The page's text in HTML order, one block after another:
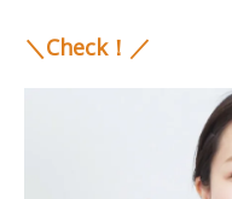
＼Check！／